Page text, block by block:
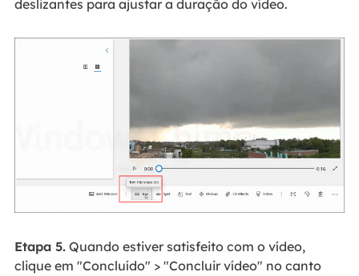
deslizantes para ajustar a duração do vídeo.
Etapa 5.Quando estiver satisfeito com o vídeo,
clique em "Concluído" > "Concluir vídeo" no canto